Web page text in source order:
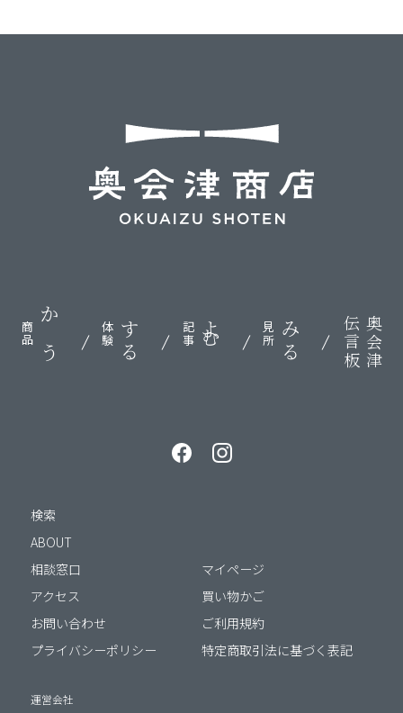
かう
商品 する
体験 よむ
記事 みる
見所 奥会津
伝言板
検索
ABOUT
相談窓口
アクセス
お問い合わせ
プライバシーポリシー
マイページ
買い物かご
ご利用規約
特定商取引法に基づく表記
運営会社